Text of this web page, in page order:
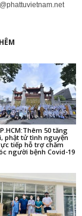
50 tăng
phật tử tình nguyện
tiếp hỗ trợ chăm
người bệnh Covid-19